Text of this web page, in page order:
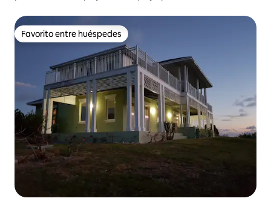
Favorito entre huéspedes
Favorito entre huéspedes